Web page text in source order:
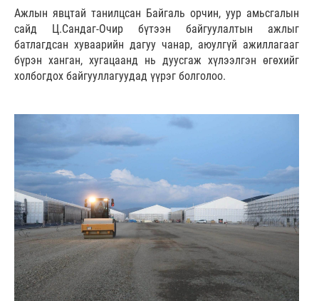
Ажлын явцтай танилцсан Байгаль орчин, уур амьсгалын
сайд Ц.Сандаг-Очир бүтээн байгуулалтын ажлыг
батлагдсан хуваарийн дагуу чанар, аюулгүй ажиллагааг
бүрэн ханган, хугацаанд нь дуусгаж хүлээлгэн өгөхийг
холбогдох байгууллагуудад үүрэг болголоо.